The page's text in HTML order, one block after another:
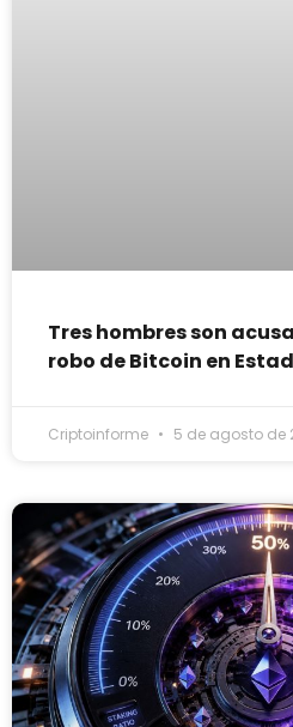
Tres hombres son
robo de Bitcoin en
Criptoinforme 5 de agosto de